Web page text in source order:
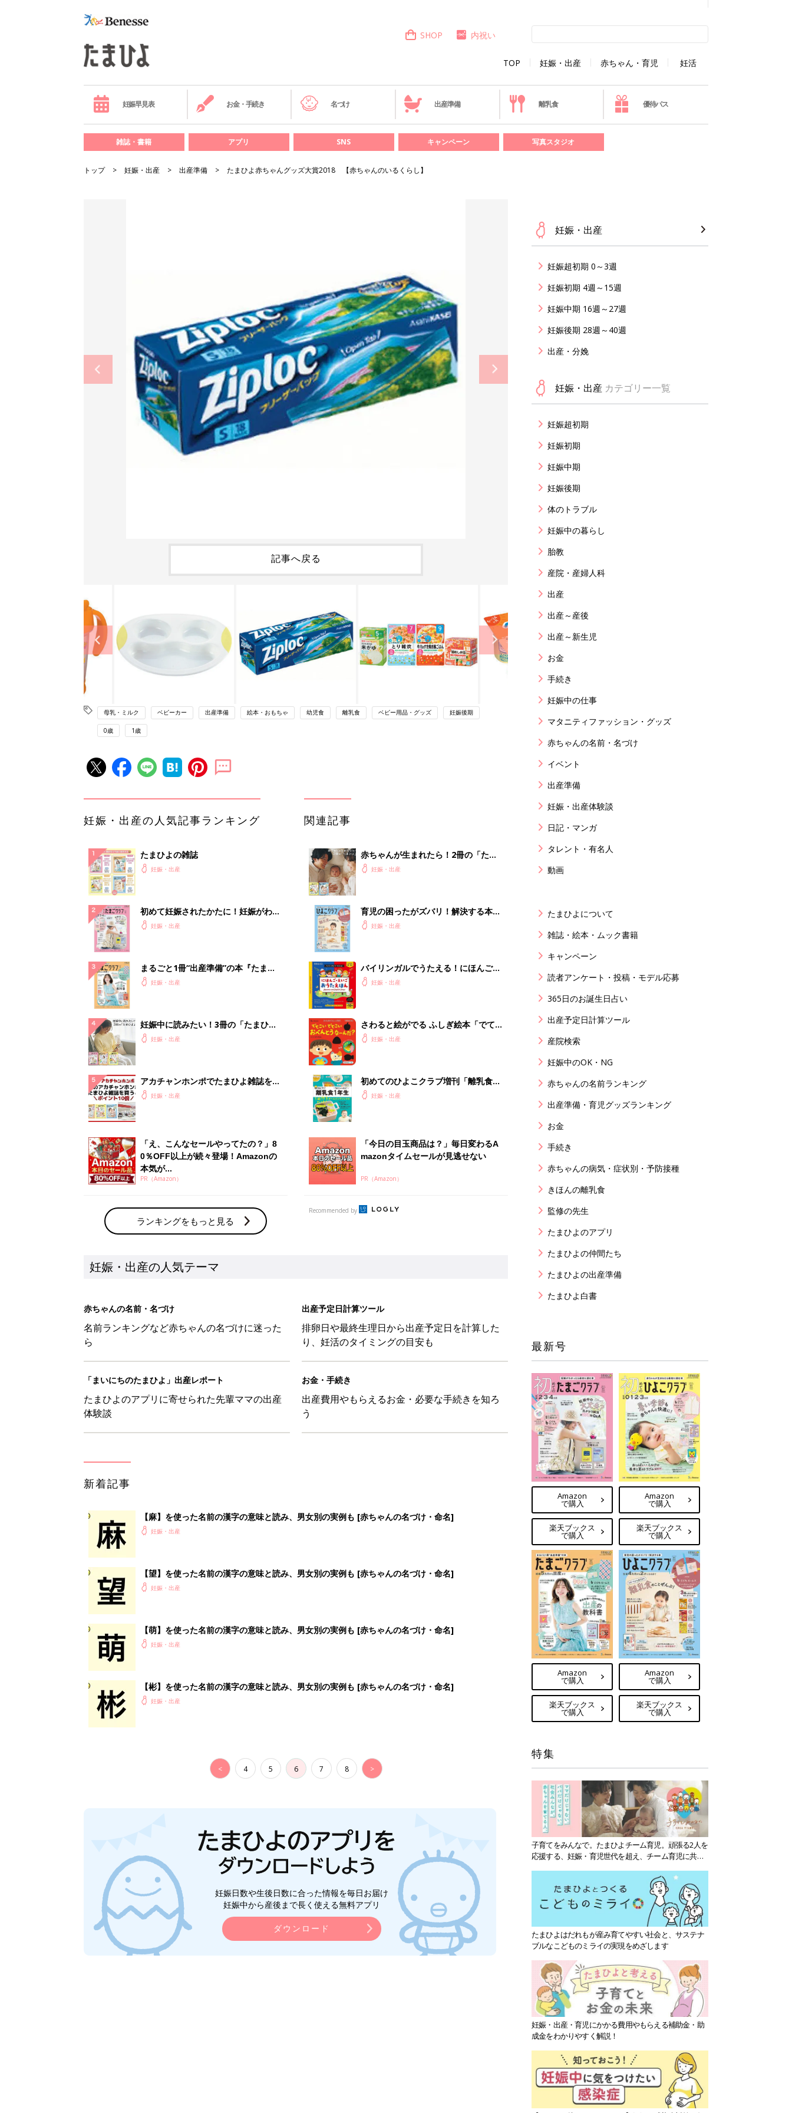
TOP 妊娠・出産 赤ちゃん・育児 妊活
SHOP 内祝い
妊娠早見表 お金・手続き 名づけ 出産準備 離乳食 優待パス
雑誌・書籍 アプリ SNS キャンペーン 写真スタジオ
トップ 妊娠・出産 出産準備 たまひよ赤ちゃんグッズ大賞2018 【赤ちゃんのいるくらし】
記事へ戻る
母乳・ミルク ベビーカー 出産準備 絵本・おもちゃ 幼児食 離乳食 ベビー用品・グッズ 妊娠後期
0歳 1歳
妊娠・出産の人気記事ランキング
たまひよの雑誌
妊娠・出産
初めて妊娠されたかたに！妊娠がわか
ったら最初に読む本『初めてのたまご
妊娠・出産
まるごと1冊“出産準備”の本『たまご
クラブ 夏号』〈スペシャル大特集〉
妊娠・出産
妊娠中に読みたい！3冊の「たまひ
よ」妊娠・出産
アカチャンホンポでたまひよ雑誌を買
うとポイント10倍【期間限定】
妊娠・出産
「え、こんなセールやってたの？」8
0％OFF以上が続々登場！Amazonの
本気が...
PR（Amazon）
ランキングをもっと見る
関連記事
赤ちゃんが生まれたら！2冊の「たま
ひよ」
妊娠・出産
育児の困ったがズバリ！解決する本
『ひよこクラブ 秋号』 4カ月～2才
妊娠・出産
バイリンガルでうたえる！にほんご
えいご おうたえほん（たまひよ おう
妊娠・出産
さわると絵がでる ふしぎ絵本「でて
こい でてこい おべんとうなーん
妊娠・出産
初めてのひよこクラブ増刊「離乳食1
年生 1皿作るだけ！オールインワン​レ
妊娠・出産
「今日の目玉商品は？」毎日変わるA
mazonタイムセールが見逃せない
PR（Amazon）
Recommended by
妊娠・出産の人気テーマ
赤ちゃんの名前・名づけ
名前ランキングなど赤ちゃんの名づけに迷った
ら
出産予定日計算ツール
排卵日や最終生理日から出産予定日を計算した
り、妊活のタイミングの目安も
「まいにちのたまひよ」出産レポート
たまひよのアプリに寄せられた先輩ママの出産
体験談
お金・手続き
出産費用やもらえるお金・必要な手続きを知ろ
う
新着記事
【麻】を使った名前の漢字の意味と読み、男女別の実例も [赤ちゃんの名づけ・命名]
妊娠・出産
【望】を使った名前の漢字の意味と読み、男女別の実例も [赤ちゃんの名づけ・命名]
妊娠・出産
【萌】を使った名前の漢字の意味と読み、男女別の実例も [赤ちゃんの名づけ・命名]
妊娠・出産
【彬】を使った名前の漢字の意味と読み、男女別の実例も [赤ちゃんの名づけ・命名]
妊娠・出産
< 4 5 6 7 8 >
妊娠日数や生後日数に合った情報を毎日お届け
妊娠中から産後まで長く使える無料アプリ
ダウンロード
妊娠・出産
妊娠超初期 0～3週
妊娠初期 4週～15週
妊娠中期 16週～27週
妊娠後期 28週～40週
出産・分娩
妊娠・出産 カテゴリー一覧
妊娠超初期
妊娠初期
妊娠中期
妊娠後期
体のトラブル
妊娠中の暮らし
胎教
産院・産婦人科
出産
出産～産後
出産～新生児
お金
手続き
妊娠中の仕事
マタニティファッション・グッズ
赤ちゃんの名前・名づけ
イベント
出産準備
妊娠・出産体験談
日記・マンガ
タレント・有名人
動画
たまひよについて
雑誌・絵本・ムック書籍
キャンペーン
読者アンケート・投稿・モデル応募
365日のお誕生日占い
出産予定日計算ツール
産院検索
妊娠中のOK・NG
赤ちゃんの名前ランキング
出産準備・育児グッズランキング
お金
手続き
赤ちゃんの病気・症状別・予防接種
きほんの離乳食
監修の先生
たまひよのアプリ
たまひよの仲間たち
たまひよの出産準備
たまひよ白書
最新号
Amazon
で購入
楽天ブックス
で購入
Amazon
で購入
楽天ブックス
で購入
Amazon
で購入
楽天ブックス
で購入
Amazon
で購入
楽天ブックス
で購入
特集
子育てをみんなで。たまひよチーム育児。頑張る2人を
応援する、妊娠・育児世代を超え、チーム育児に共感
たまひよはだれもが産み育てやすい社会と、サステナ
ブルなこどものミライの実現をめざします
妊娠・出産・育児にかかる費用やもらえる補助金・助
成金をわかりやすく解説！